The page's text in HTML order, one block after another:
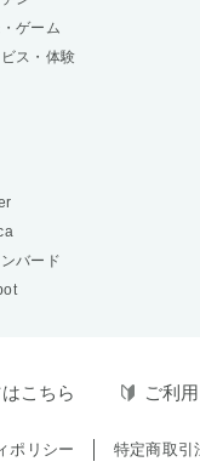
ゲーム
ス・体験
バード
こちら ご利
ポリシー 特定商取引